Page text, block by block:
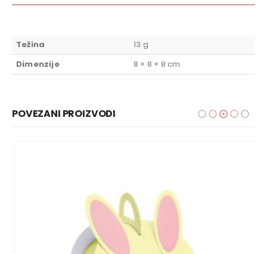
Težina
13 g
Dimenzije
8 × 8 × 8 cm
POVEZANI PROIZVODI